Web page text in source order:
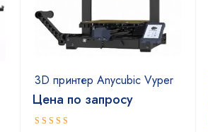
3D принтер Anycubic Vyper
Цена по запросу